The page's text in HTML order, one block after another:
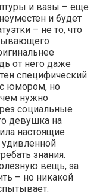
и вазы – еще
и будет
– не то, что
от него даже
специфический
юмором, но
нужно
социальные
девушка на
настоящие
удивленной
знания.
вещь, за
– но никакой